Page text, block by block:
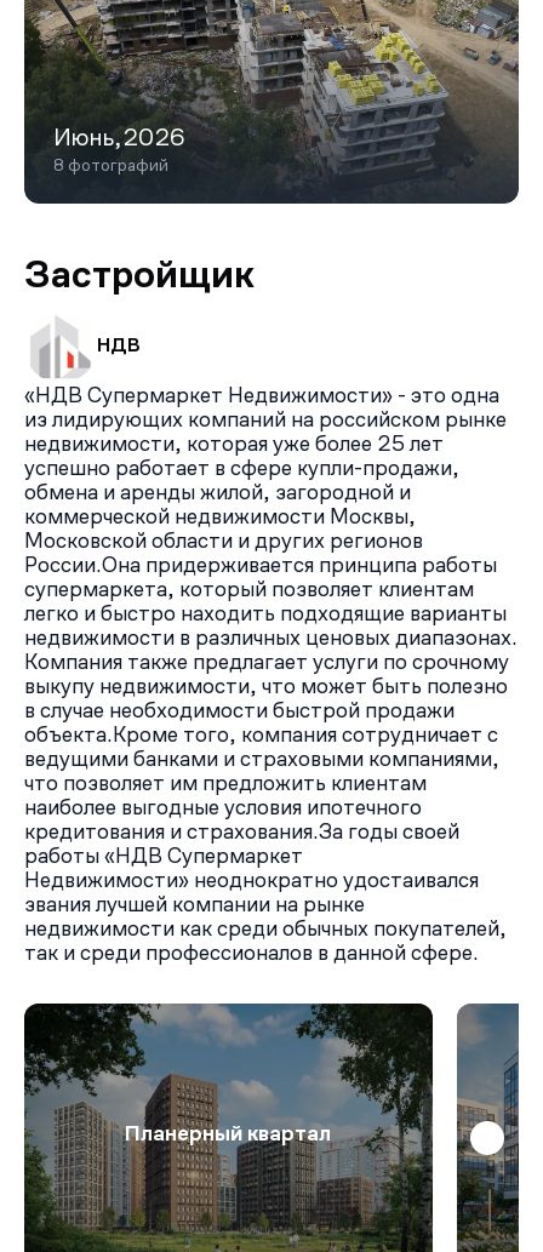
Июнь,2026
8 фотографий
Застройщик
НДВ
«НДВ Супермаркет Недвижимости» - это одна
из лидирующих компаний на российском рынке
недвижимости, которая уже более 25 лет
успешно работает в сфере купли-продажи,
обмена и аренды жилой, загородной и
коммерческой недвижимости Москвы,
Московской области и других регионов
России.Она придерживается принципа работы
супермаркета, который позволяет клиентам
легко и быстро находить подходящие варианты
недвижимости в различных ценовых диапазонах.
Компания также предлагает услуги по срочному
выкупу недвижимости, что может быть полезно
в случае необходимости быстрой продажи
объекта.Кроме того, компания сотрудничает с
ведущими банками и страховыми компаниями,
что позволяет им предложить клиентам
наиболее выгодные условия ипотечного
кредитования и страхования.За годы своей
работы «НДВ Супермаркет
Недвижимости» неоднократно удостаивался
звания лучшей компании на рынке
недвижимости как среди обычных покупателей,
так и среди профессионалов в данной сфере.
Планерный квартал